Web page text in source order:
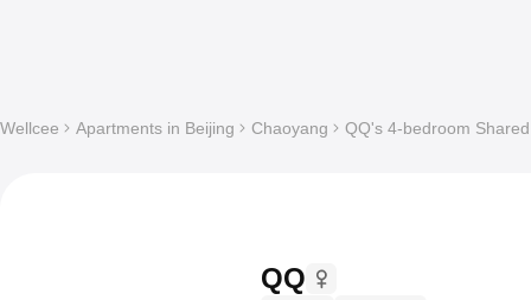
Wellcee Apartments in Beijing Chaoyang QQ's 4-bedroom
QQ